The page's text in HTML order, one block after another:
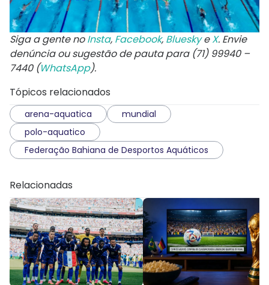
Siga a gente noInsta, Facebook, BlueskyeX. Envie
denúncia ou sugestão de pauta para (71) 99940 –
7440 (WhatsApp).
Tópicos relacionados
arena-aquatica
mundial
polo-aquatico
Federação Bahiana de Desportos Aquáticos
Relacionadas